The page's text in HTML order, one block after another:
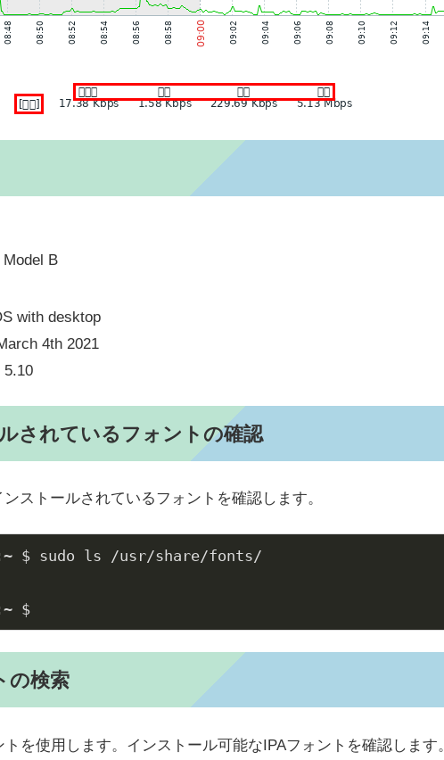
B
with desktop
4th 2021
5.10
されているフォントの確認
ストールされているフォントを確認します。
$ sudo ls /usr/share/fonts/
$
の検索
を使用します。インストール可能なIPAフォントを確認します。